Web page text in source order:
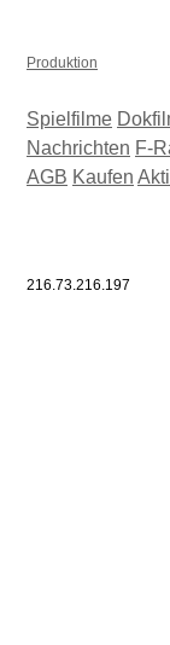
Produktion
Spielfilme
Nachrichten F-
AGB Kaufen
216.73.216.197